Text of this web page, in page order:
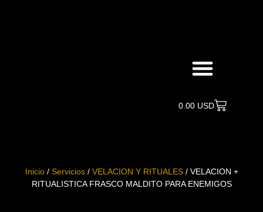
0.00 USD
Inicio/ Servicios/ VELACION Y RITUALES/ VELACION +
RITUALISTICA FRASCO MALDITO PARA ENEMIGOS